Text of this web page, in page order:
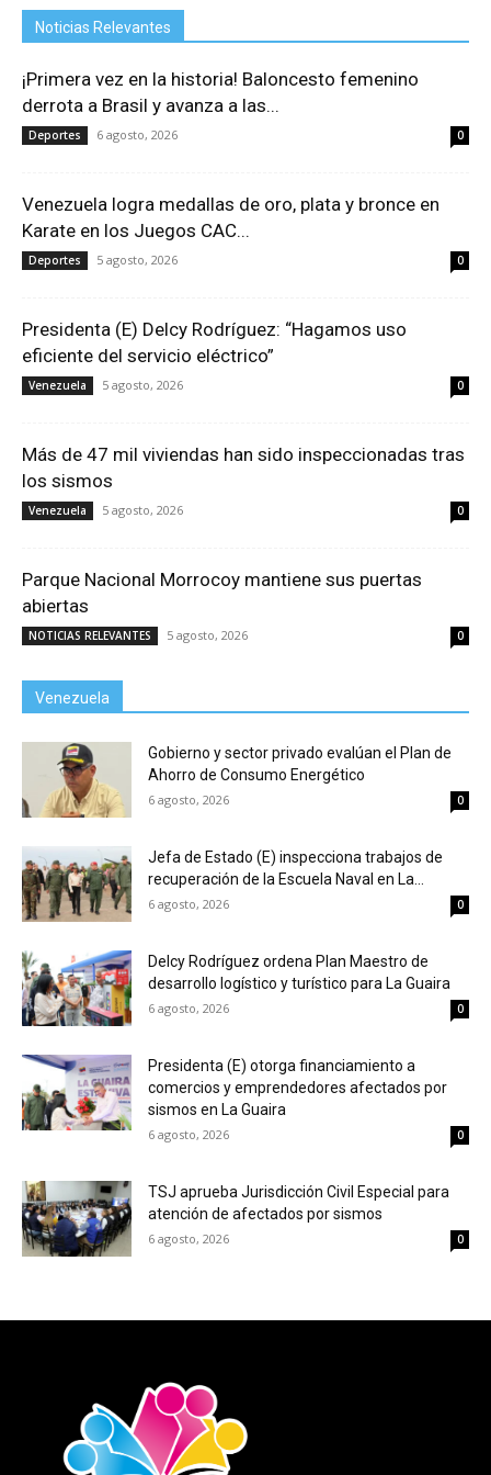
Noticias Relevantes
¡Primera vez en la historia! Baloncesto femenino
derrota a Brasil y avanza a las...
Deportes 6 agosto, 2026 0
Venezuela logra medallas de oro, plata y bronce en
Karate en los Juegos CAC...
Deportes 5 agosto, 2026 0
Presidenta (E) Delcy Rodríguez: “Hagamos uso
eficiente del servicio eléctrico”
Venezuela 5 agosto, 2026 0
Más de 47 mil viviendas han sido inspeccionadas tras
los sismos
Venezuela 5 agosto, 2026 0
Parque Nacional Morrocoy mantiene sus puertas
abiertas
NOTICIAS RELEVANTES 5 agosto, 2026 0
Venezuela
Gobierno y sector privado evalúan el Plan de
Ahorro de Consumo Energético
6 agosto, 2026 0
Jefa de Estado (E) inspecciona trabajos de
recuperación de la Escuela Naval en La...
6 agosto, 2026 0
Delcy Rodríguez ordena Plan Maestro de
desarrollo logístico y turístico para La Guaira
6 agosto, 2026 0
Presidenta (E) otorga financiamiento a
comercios y emprendedores afectados por
sismos en La Guaira
6 agosto, 2026 0
TSJ aprueba Jurisdicción Civil Especial para
atención de afectados por sismos
6 agosto, 2026 0